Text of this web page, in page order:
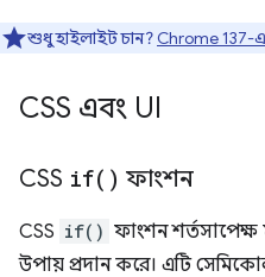
শুধু হাইলাইট চান? Chrome 137-
CSS এবং UI
CSS if( ) ফাংশন
CSS if() ফাংশন শর্তসাপেক্ষ
উপায় প্রদান করে। এটি